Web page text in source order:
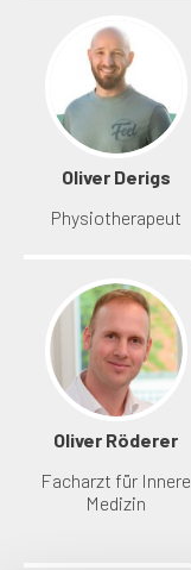
Oliver Derigs
Physiotherapeut
Oliver Röderer
Facharzt für Innere
Medizin